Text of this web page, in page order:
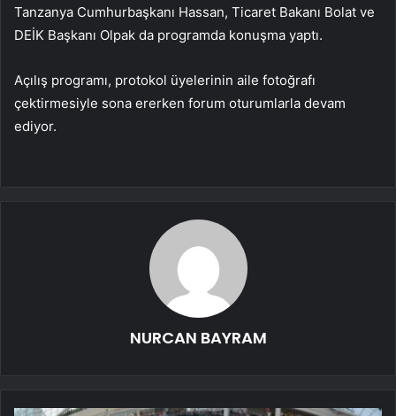
Tanzanya Cumhurbaşkanı Hassan, Ticaret Bakanı Bolat ve
DEİK Başkanı Olpak da programda konuşma yaptı.
Açılış programı, protokol üyelerinin aile fotoğrafı
çektirmesiyle sona ererken forum oturumlarla devam
ediyor.
NURCAN BAYRAM